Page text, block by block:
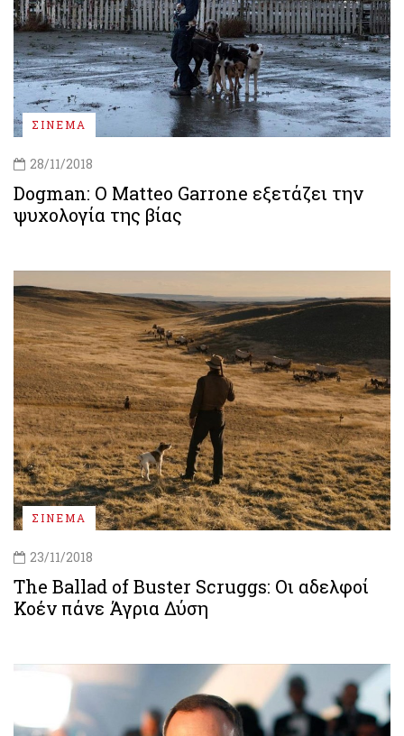
ΣΙΝΕΜΑ
28/11/2018
Dogman: Ο Matteo Garrone εξετάζει την
ψυχολογία της βίας
ΣΙΝΕΜΑ
23/11/2018
The Ballad of Buster Scruggs: Οι αδελφοί
Κοέν πάνε Άγρια Δύση